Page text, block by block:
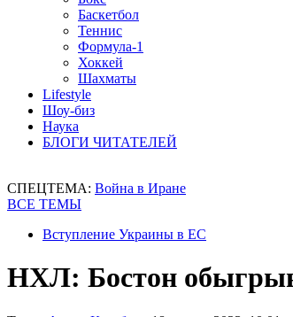
Баскетбол
Теннис
Формула-1
Хоккей
Шахматы
Lifestyle
Шоу-биз
Наука
БЛОГИ ЧИТАТЕЛЕЙ
СПЕЦТЕМА: Война в Иране
ВСЕ ТЕМЫ
Вступление Украины в ЕС
НХЛ: Бостон